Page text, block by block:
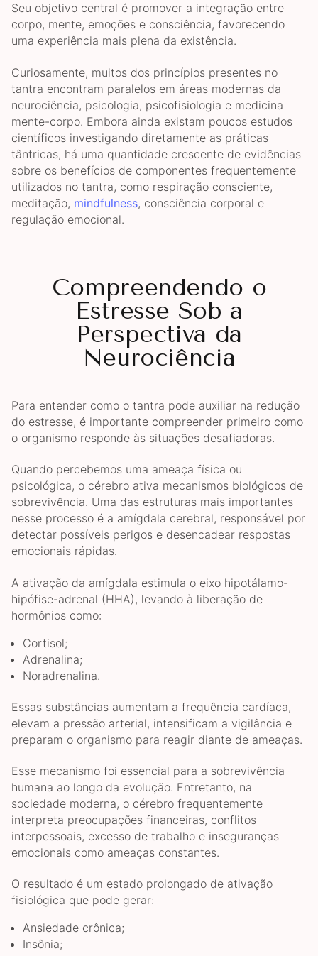
Seu objetivo central é promover a integração entre
corpo, mente, emoções e consciência, favorecendo
uma experiência mais plena da existência.
Curiosamente, muitos dos princípios presentes no
tantra encontram paralelos em áreas modernas da
neurociência, psicologia, psicofisiologia e medicina
mente-corpo. Embora ainda existam poucos estudos
científicos investigando diretamente as práticas
tântricas, há uma quantidade crescente de evidências
sobre os benefícios de componentes frequentemente
utilizados no tantra, como respiração consciente,
meditação, mindfulness, consciência corporal e
regulação emocional.
Compreendendo o
Estresse Sob a
Perspectiva da
Neurociência
Para entender como o tantra pode auxiliar na redução
do estresse, é importante compreender primeiro como
o organismo responde às situações desafiadoras.
Quando percebemos uma ameaça física ou
psicológica, o cérebro ativa mecanismos biológicos de
sobrevivência. Uma das estruturas mais importantes
nesse processo é a amígdala cerebral, responsável por
detectar possíveis perigos e desencadear respostas
emocionais rápidas.
A ativação da amígdala estimula o eixo hipotálamo-
hipófise-adrenal (HHA), levando à liberação de
hormônios como:
Cortisol;
Adrenalina;
Noradrenalina.
Essas substâncias aumentam a frequência cardíaca,
elevam a pressão arterial, intensificam a vigilância e
preparam o organismo para reagir diante de ameaças.
Esse mecanismo foi essencial para a sobrevivência
humana ao longo da evolução. Entretanto, na
sociedade moderna, o cérebro frequentemente
interpreta preocupações financeiras, conflitos
interpessoais, excesso de trabalho e inseguranças
emocionais como ameaças constantes.
O resultado é um estado prolongado de ativação
fisiológica que pode gerar:
Ansiedade crônica;
Insônia;